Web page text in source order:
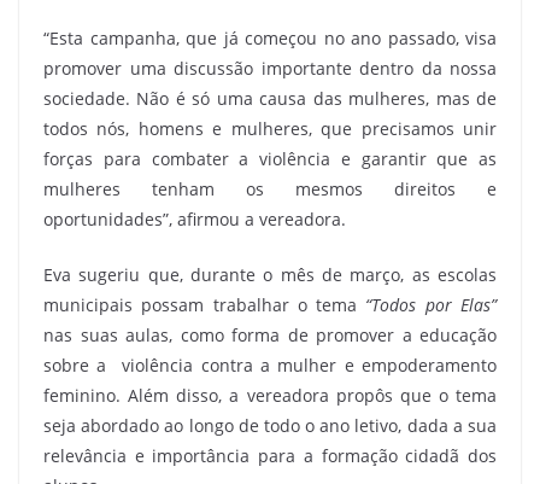
“Esta campanha, que já começou no ano passado, visa
promover uma discussão importante dentro da nossa
sociedade. Não é só uma causa das mulheres, mas de
todos nós, homens e mulheres, que precisamos unir
forças para combater a violência e garantir que as
mulheres tenham os mesmos direitos e
oportunidades”, afirmou a vereadora.
Eva sugeriu que, durante o mês de março, as escolas
municipais possam trabalhar o tema “Todos por Elas”
nas suas aulas, como forma de promover a educação
sobre a violência contra a mulher e empoderamento
feminino. Além disso, a vereadora propôs que o tema
seja abordado ao longo de todo o ano letivo, dada a sua
relevância e importância para a formação cidadã dos